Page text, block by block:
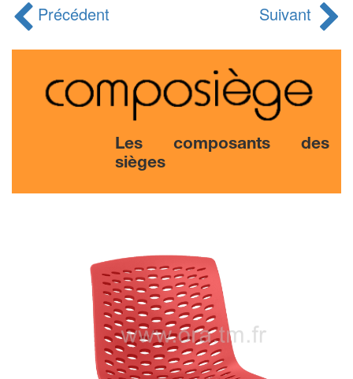
Précédent Suivant
Les composants des
sièges